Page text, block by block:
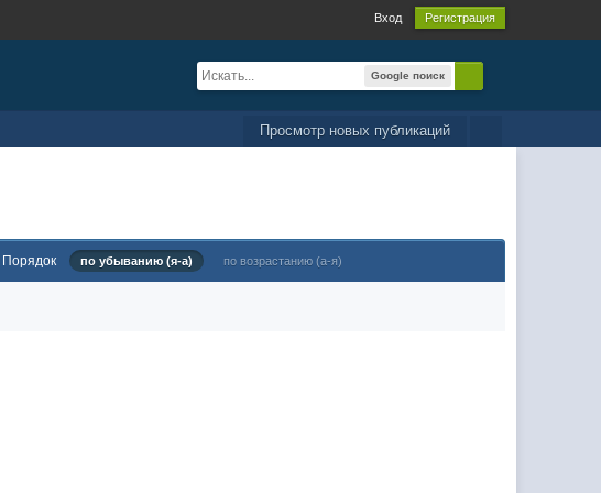
Вход Регистрация
Google поиск
Просмотр новых публикаций
Порядок по убыванию (я-а) по возрастанию (а-я)